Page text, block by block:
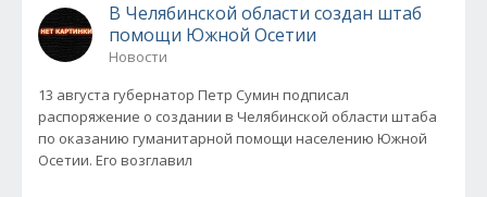
В Челябинской области создан штаб
помощи Южной Осетии
Новости
13 августа губернатор Петр Сумин подписал
распоряжение о создании в Челябинской области штаба
по оказанию гуманитарной помощи населению Южной
Осетии. Его возглавил